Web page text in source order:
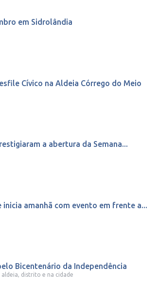
em Sidrolândia
Cívico na Aldeia Córrego do Meio
a abertura da Semana...
amanhã com evento em frente a...
Bicentenário da Independência
distrito e na cidade